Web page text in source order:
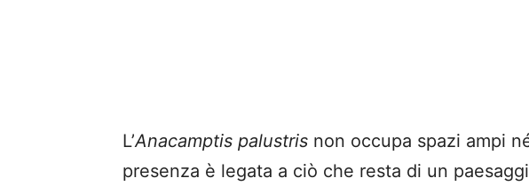
L’Anacamptis palustris non occupa spazi ampi
presenza è legata a ciò che resta di un